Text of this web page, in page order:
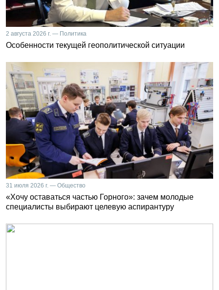
2 августа 2026 г. — Политика
Особенности текущей геополитической ситуации
31 июля 2026 г. — Общество
«Хочу оставаться частью Горного»: зачем молодые
специалисты выбирают целевую аспирантуру